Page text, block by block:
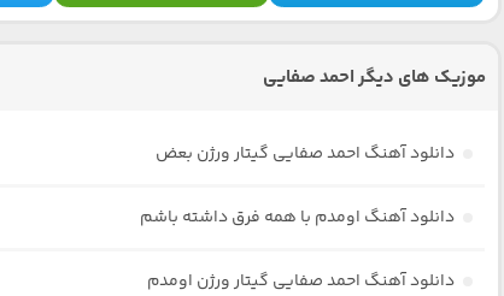
موزیک های دیگر احمد صفایی
دانلود آهنگ احمد صفایی گیتار ورژن بعض
دانلود آهنگ اومدم با همه فرق داشته باشم
دانلود آهنگ احمد صفایی گیتار ورژن اومدم